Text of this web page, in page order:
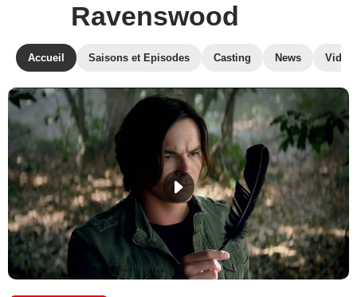
Ravenswood
Accueil Saisons et Episodes Casting News